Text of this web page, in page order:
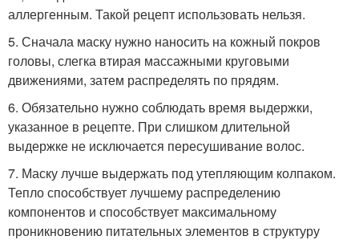
аллергенным. Такой рецепт использовать нельзя.
5. Сначала маску нужно наносить на кожный покров
головы, слегка втирая массажными круговыми
движениями, затем распределять по прядям.
6. Обязательно нужно соблюдать время выдержки,
указанное в рецепте. При слишком длительной
выдержке не исключается пересушивание волос.
7. Маску лучше выдержать под утепляющим колпаком.
Тепло способствует лучшему распределению
компонентов и способствует максимальному
проникновению питательных элементов в структуру